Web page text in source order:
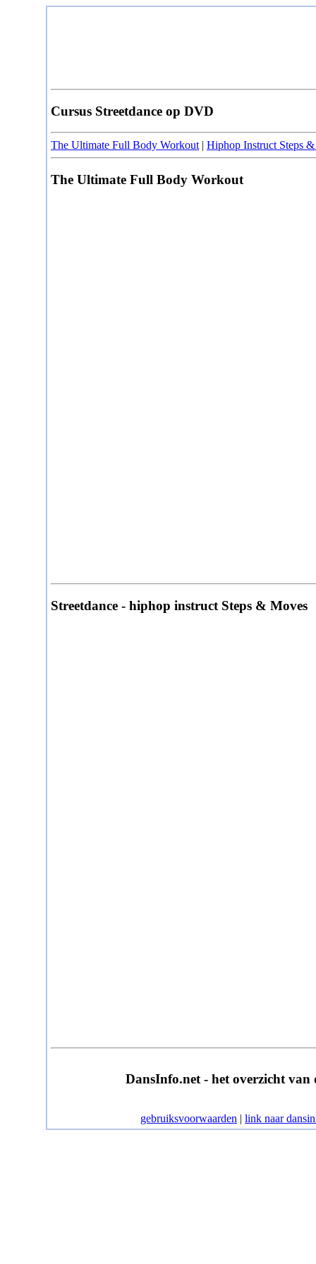
Cursus Streetdance op DVD
The Ultimate Full Body Workout| Hiphop Instruct Steps
The Ultimate Full Body Workout
Streetdance - hiphop instruct Steps & Moves
DansInfo.net - het overzicht van
gebruiksvoorwaarden | link naar